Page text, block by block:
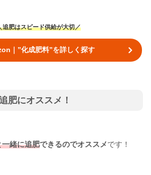
追肥はスピード供給が大切／
｜”化成肥料”を詳しく探す
肥にオススメ！
一緒に追肥できるのでオススメです！